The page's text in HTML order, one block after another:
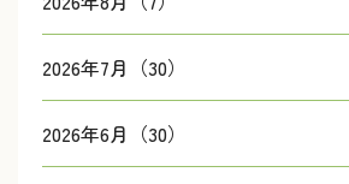
2026年7月（30）
2026年6月（30）